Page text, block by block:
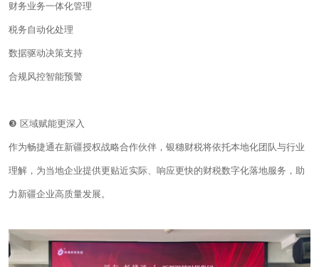
财务业务一体化管理
税务自动化处理
数据驱动决策支持
合规风控智能预警
❸ 区域赋能更深入
作为畅捷通在新疆授权战略合作伙伴，银穗财税将依托本地化团队与行业
理解，为当地企业提供更贴近实际、响应更快的财税数字化落地服务，助
力新疆企业高质量发展。